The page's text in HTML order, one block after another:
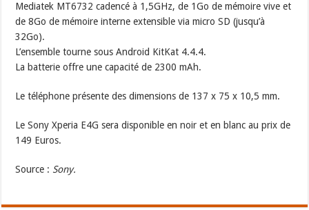
Mediatek MT6732 cadencé à 1,5GHz, de 1Go de mémoire vive et
de 8Go de mémoire interne extensible via micro SD (jusqu’à
32Go).
L’ensemble tourne sous Android KitKat 4.4.4.
La batterie offre une capacité de 2300 mAh.
Le téléphone présente des dimensions de 137 x 75 x 10,5 mm.
Le Sony Xperia E4G sera disponible en noir et en blanc au prix de
149 Euros.
Source : Sony.